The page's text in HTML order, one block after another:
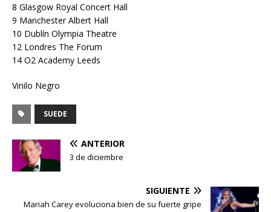
8 Glasgow Royal Concert Hall
9 Manchester Albert Hall
10 Dublín Olympia Theatre
12 Londres The Forum
14 O2 Academy Leeds
Vinilo Negro
SUEDE
ANTERIOR
3 de diciembre
SIGUIENTE
Mariah Carey evoluciona bien de su fuerte gripe